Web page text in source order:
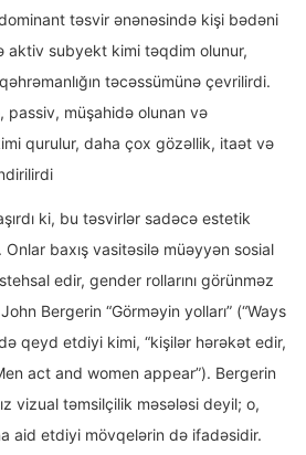
təsvir ənənəsində kişi bədəni
aktiv subyekt kimi təqdim olunur,
təcəssümünə çevrilirdi.
passiv, müşahidə olunan və
qurulur, daha çox gözəllik, itaət və
ki, bu təsvirlər sadəcə estetik
baxış vasitəsilə müəyyən sosial
edir, gender rollarını görünməz
Bergerin “Görməyin yolları” (“Ways
qeyd etdiyi kimi, “kişilər hərəkət edir,
act and women appear”). Bergerin
vizual təmsilçilik məsələsi deyil; o,
aid etdiyi mövqelərin də ifadəsidir.